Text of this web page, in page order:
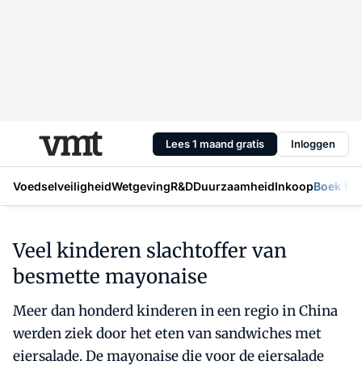
Lees 1 maand gratis Inloggen
VoedselveiligheidWetgevingR&DDuurzaamheidInkoopBoek
Veel kinderen slachtoffer van
besmette mayonaise
Meer dan honderd kinderen in een regio in China
werden ziek door het eten van sandwiches met
eiersalade. De mayonaise die voor de eiersalade